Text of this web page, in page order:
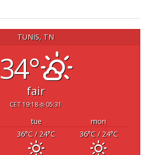
TUNIS, TN
34°
fair
05:31
19:18 CET
mon
tue
36°C/ 24°C
36°C/ 24°C